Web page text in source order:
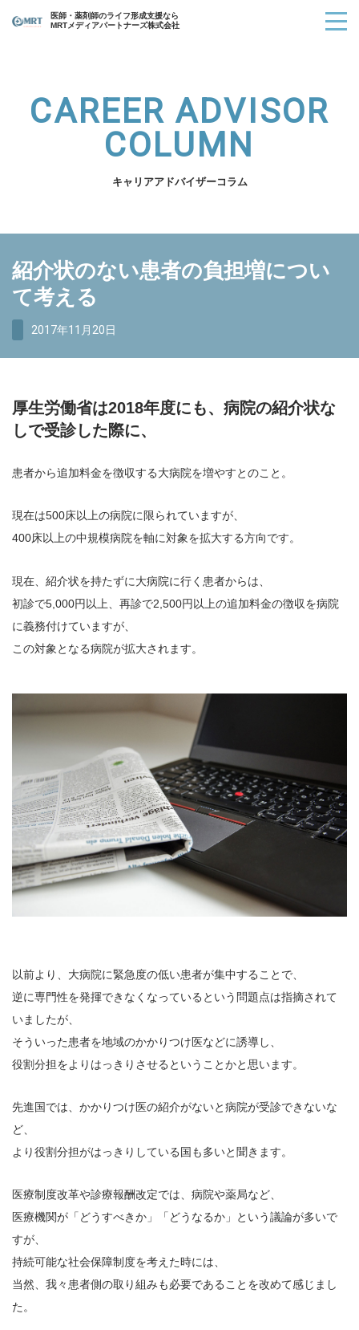
医師・薬剤師のライフ形成支援なら
MRTメディアパートナーズ株式会社
CAREER ADVISOR
COLUMN
キャリアアドバイザーコラム
紹介状のない患者の負担増につい
て考える
2017年11月20日
厚生労働省は2018年度にも、病院の紹介状な
しで受診した際に、
患者から追加料金を徴収する大病院を増やすとのこと。
現在は500床以上の病院に限られていますが、
400床以上の中規模病院を軸に対象を拡大する方向です。
現在、紹介状を持たずに大病院に行く患者からは、
初診で5,000円以上、再診で2,500円以上の追加料金の徴収を病院
に義務付けていますが、
この対象となる病院が拡大されます。
以前より、大病院に緊急度の低い患者が集中することで、
逆に専門性を発揮できなくなっているという問題点は指摘されて
いましたが、
そういった患者を地域のかかりつけ医などに誘導し、
役割分担をよりはっきりさせるということかと思います。
先進国では、かかりつけ医の紹介がないと病院が受診できないな
ど、
より役割分担がはっきりしている国も多いと聞きます。
医療制度改革や診療報酬改定では、病院や薬局など、
医療機関が「どうすべきか」「どうなるか」という議論が多いで
すが、
持続可能な社会保障制度を考えた時には、
当然、我々患者側の取り組みも必要であることを改めて感じまし
た。